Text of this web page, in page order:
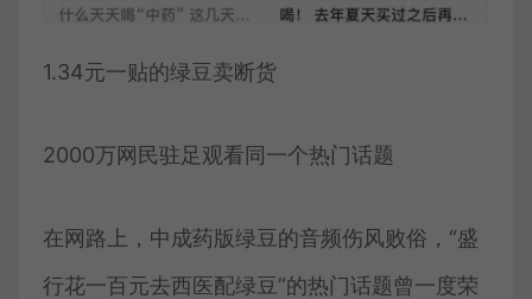
1.34元一贴的绿豆卖断货
2000万网民驻足观看同一个热门话题
在网路上，中成药版绿豆的音频伤风败俗，“盛
行花一百元去西医配绿豆”的热门话题曾一度荣